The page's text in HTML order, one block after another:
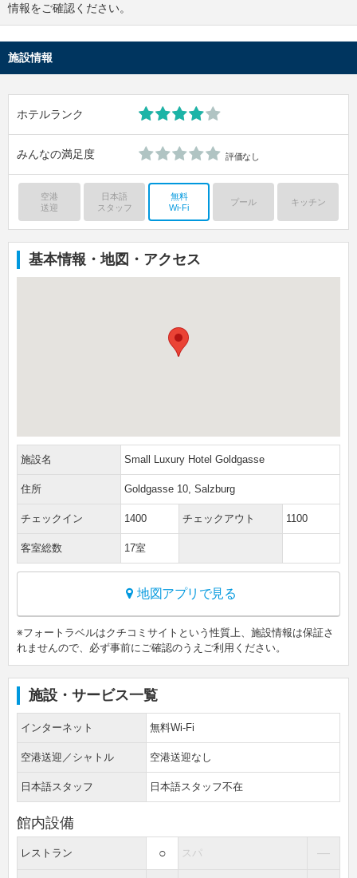
情報をご確認ください。
施設情報
ホテルランク
みんなの満足度 評価なし
空港
送迎
日本語
スタッフ
無料
Wi-Fi
プール キッチン
基本情報・地図・アクセス
施設名 Small Luxury Hotel Goldgasse
住所 Goldgasse 10, Salzburg
チェックイン 1400 チェックアウト 1100
客室総数 17室
地図アプリで見る
※フォートラベルはクチコミサイトという性質上、施設情報は保証さ
れませんので、必ず事前にご確認のうえご利用ください。
施設・サービス一覧
インターネット 無料Wi-Fi
空港送迎／シャトル 空港送迎なし
日本語スタッフ 日本語スタッフ不在
館内設備
レストラン ○ スパ ―